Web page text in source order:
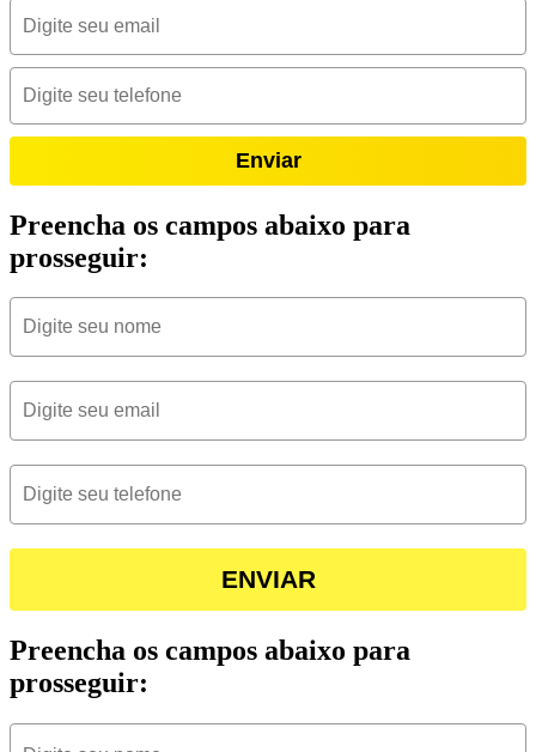
Enviar
Preencha os campos abaixo para
prosseguir:
ENVIAR
Preencha os campos abaixo para
prosseguir: